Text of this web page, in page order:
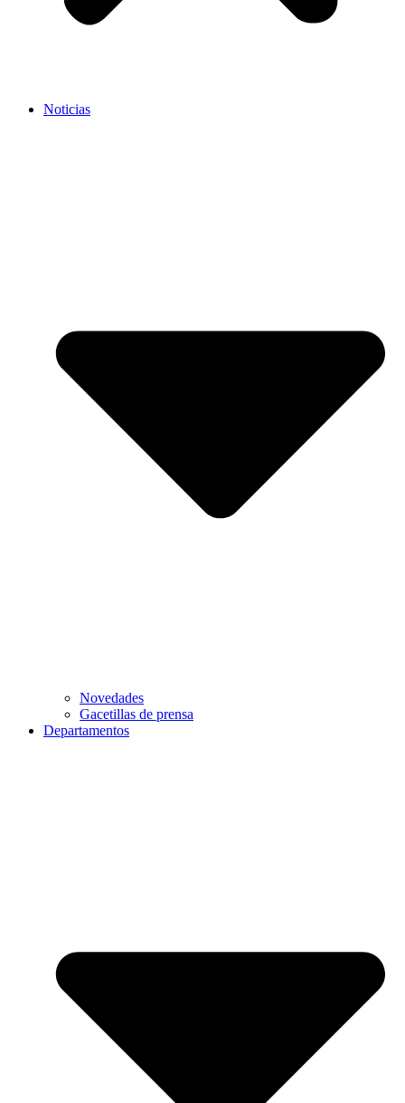
Noticias
Novedades
Gacetillas de prensa
Departamentos